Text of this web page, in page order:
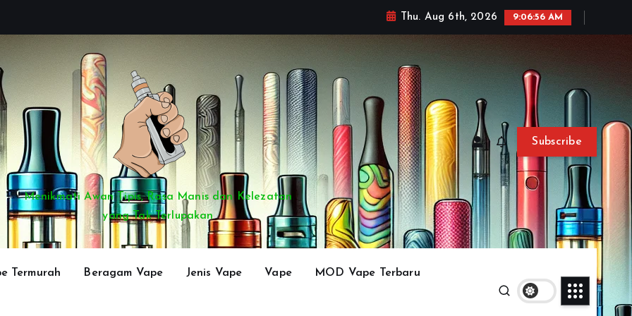
Thu. Aug 6th, 2026 9:06:57 AM
Menikmati Awan Tipis, Rasa Manis dan Kelezatan
yang Tak Terlupakan
Subscribe
Termurah Beragam Vape Jenis Vape Vape MOD Vape Terbaru